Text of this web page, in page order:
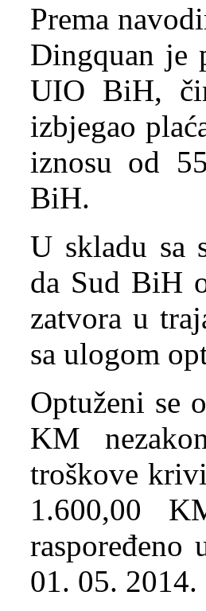
Prema
Dingquan je
UIO BiH,
izbjegao
iznosu od
BiH.
U skladu sa
da Sud BiH
zatvora u
sa ulogom
Optuženi se
KM
troškove
1.600,00
raspoređeno
01. 05. 2014.